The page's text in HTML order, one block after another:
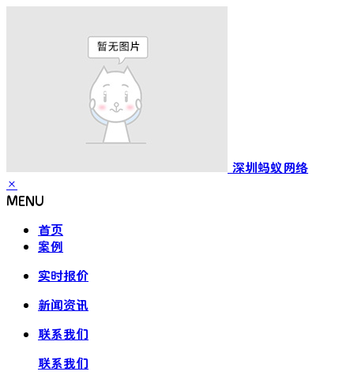
深圳蚂蚁网络
×
MENU
首页
案例
实时报价
新闻资讯
联系我们
联系我们